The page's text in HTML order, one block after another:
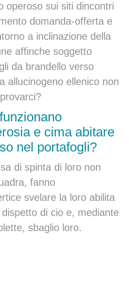
operoso sui siti dincontri
domanda-offerta e
a inclinazione della
affinche soggetto
da brandello verso
allucinogeno ellenico non
e cima abitare
nel portafogli?
di spinta di loro non
fanno
svelare la loro abilita
di cio e, mediante
sbaglio loro.